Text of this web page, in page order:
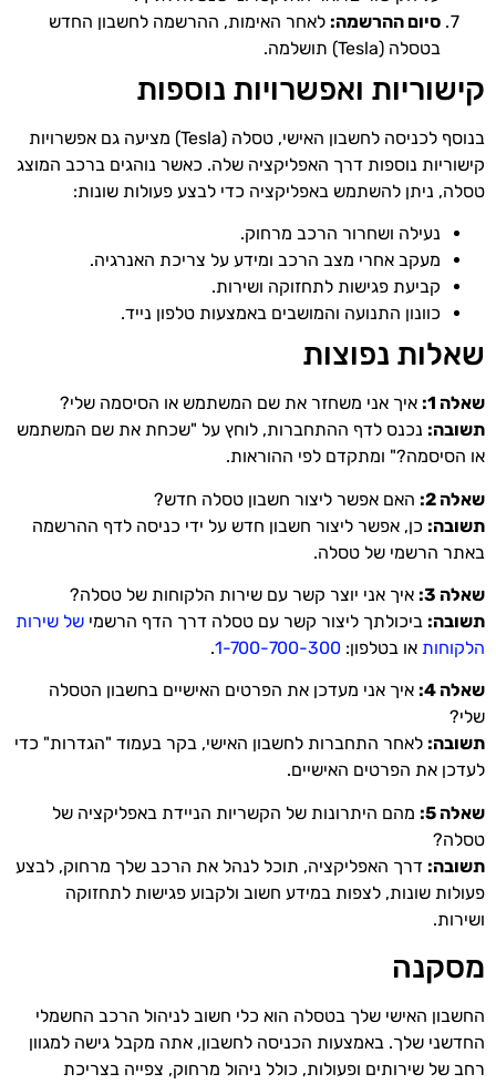
סיום ההרשמה: לאחר האימות, ההרשמה לחשבון החדש
בטסלה (Tesla) תושלמה.
קישוריות ואפשרויות נוספות
בנוסף לכניסה לחשבון האישי, טסלה (Tesla) מציעה גם אפשרויות
קישוריות נוספות דרך האפליקציה שלה. כאשר נוהגים ברכב המוצג
טסלה, ניתן להשתמש באפליקציה כדי לבצע פעולות שונות:
נעילה ושחרור הרכב מרחוק.
מעקב אחרי מצב הרכב ומידע על צריכת האנרגיה.
קביעת פגישות לתחזוקה ושירות.
כוונון התנועה והמושבים באמצעות טלפון נייד.
שאלות נפוצות
שאלה 1:
איך אני משחזר את שם המשתמש או הסיסמה שלי?
תשובה: נכנס לדף ההתחברות, לוחץ על "שכחת את שם המשתמש
או הסיסמה?" ומתקדם לפי ההוראות.
שאלה 2:
האם אפשר ליצור חשבון טסלה חדש?
תשובה: כן, אפשר ליצור חשבון חדש על ידי כניסה לדף ההרשמה
באתר הרשמי של טסלה.
שאלה 3:
איך אני יוצר קשר עם שירות הלקוחות של טסלה?
תשובה: ביכולתך ליצור קשר עם טסלה דרך הדף הרשמי של שירות
הלקוחות או בטלפון: 1-700-700-300
.
שאלה 4:
איך אני מעדכן את הפרטים האישיים בחשבון הטסלה
שלי?
תשובה: לאחר התחברות לחשבון האישי, בקר בעמוד "הגדרות" כדי
לעדכן את הפרטים האישיים.
שאלה 5:
מהם היתרונות של הקשריות הניידת באפליקציה של
טסלה?
תשובה: דרך האפליקציה, תוכל לנהל את הרכב שלך מרחוק, לבצע
פעולות שונות, לצפות במידע חשוב ולקבוע פגישות לתחזוקה
ושירות.
מסקנה
החשבון האישי שלך בטסלה הוא כלי חשוב לניהול הרכב החשמלי
החדשני שלך. באמצעות הכניסה לחשבון, אתה מקבל גישה למגוון
רחב של שירותים ופעולות, כולל ניהול מרחוק, צפייה בצריכת